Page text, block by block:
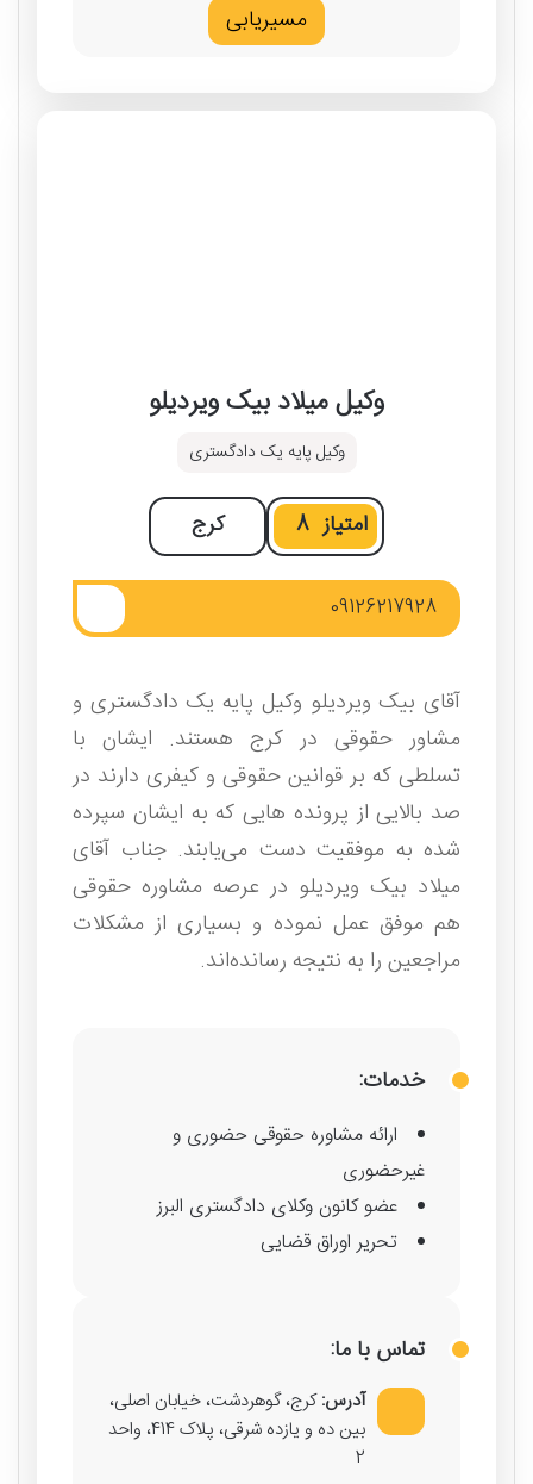
مسیریابی
وکیل میلاد بیک ویردیلو
وکیل پایه یک دادگستری
امتیاز 8 کرج
09126217928
آقای بیک ویردیلو وکیل پایه یک دادگستری و
مشاور حقوقی در کرج هستند. ایشان با
تسلطی که بر قوانین حقوقی و کیفری دارند در
صد بالایی از پرونده هایی که به ایشان سپرده
شده به موفقیت دست می‌یابند. جناب آقای
میلاد بیک ویردیلو در عرصه مشاوره حقوقی
هم موفق عمل نموده و بسیاری از مشکلات
مراجعین را به نتیجه رسانده‌اند.
خدمات:
ارائه مشاوره حقوقی حضوری و
غیرحضوری
عضو کانون وکلای دادگستری البرز
تحریر اوراق قضایی
تماس با ما:
آدرس:کرج، گوهردشت، خیابان اصلی،
بین ده و یازده شرقی، پلاک 414، واحد
2